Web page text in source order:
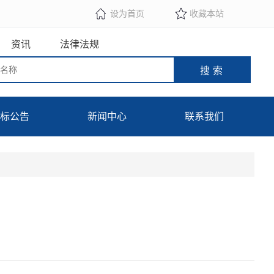
设为首页 收藏本站
资讯 法律法规
公告 新闻中心 联系我们